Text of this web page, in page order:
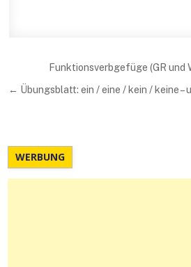
Funktionsverbgefüge (GR und
← Übungsblatt: ein / eine / kein / keine –
WERBUNG